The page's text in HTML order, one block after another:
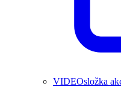
VIDEOsložka